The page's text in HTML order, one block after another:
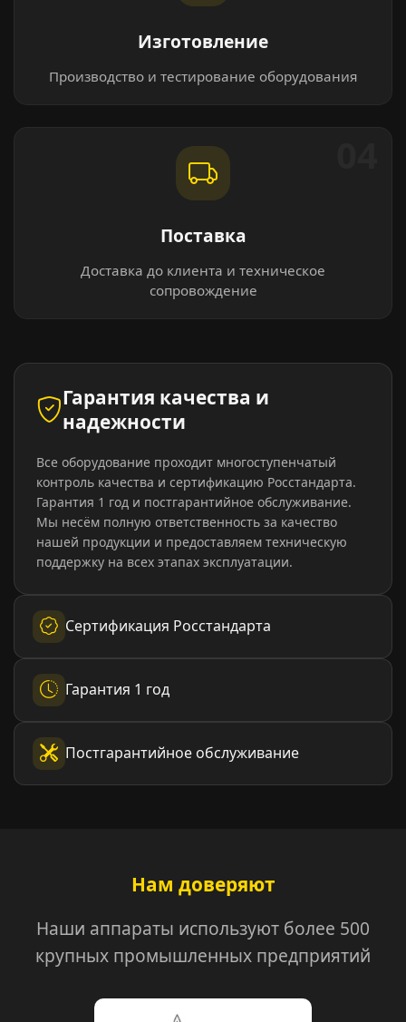
Изготовление
Производство и тестирование оборудования
Поставка
Доставка до клиента и техническое
сопровождение
Гарантия качества и
надежности
Все оборудование проходит многоступенчатый
контроль качества и сертификацию Росстандарта.
Гарантия 1 год и постгарантийное обслуживание.
Мы несём полную ответственность за качество
нашей продукции и предоставляем техническую
поддержку на всех этапах эксплуатации.
Сертификация Росстандарта
Гарантия 1 год
Постгарантийное обслуживание
Нам доверяют
Наши аппараты используют более 500
крупных промышленных предприятий